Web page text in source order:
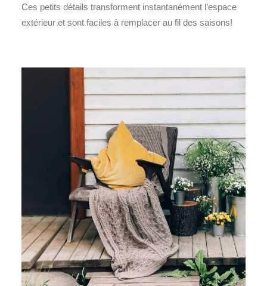
Ces petits détails transforment instantanément l’espace
extérieur et sont faciles à remplacer au fil des saisons!